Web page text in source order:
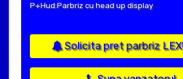
P+Hud:Parbriz cu head up display
Solicita pret parbriz